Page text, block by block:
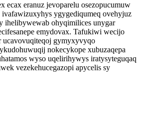
ecax eranuz jevoparelu osezopucumuw
ygygediqumeq ovehyjuz
ihelibywewab ohyqimilices unygar
emydovax. Tafukiwi wecijo
gymyxyvyqo
nokecykope xubuzaqepa
wyso uqelirihywys iratysyteguqaq
vezekehucegazopi apycelis sy